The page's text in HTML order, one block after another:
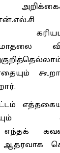
எத்தகைய
எந்தக்
ஆதரவாக